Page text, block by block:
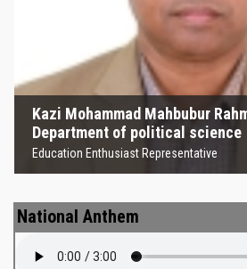
Kazi Mohammad Mahbubur
Department of political science
Education Enthusiast Representative
of political
Education Enthusiast
National Anthem